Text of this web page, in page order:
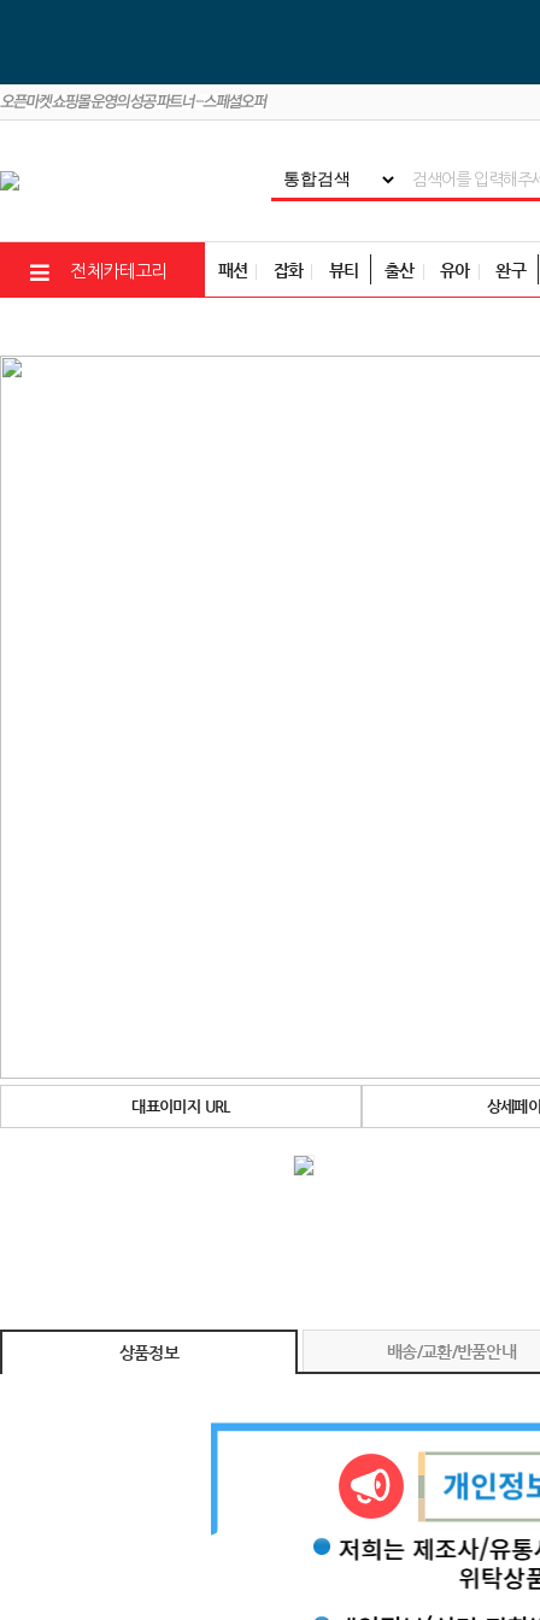
전체카테고리 패션 잡화 뷰티 출산 유아 완구
대표이미지 URL 상세페
상품정보 배송/교환/반품안내